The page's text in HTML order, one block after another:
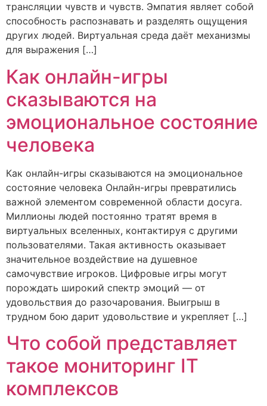
трансляции чувств и чувств. Эмпатия являет собой
способность распознавать и разделять ощущения
других людей. Виртуальная среда даёт механизмы
для выражения […]
Как онлайн-игры
сказываются на
эмоциональное состояние
человека
Как онлайн-игры сказываются на эмоциональное
состояние человека Онлайн-игры превратились
важной элементом современной области досуга.
Миллионы людей постоянно тратят время в
виртуальных вселенных, контактируя с другими
пользователями. Такая активность оказывает
значительное воздействие на душевное
самочувствие игроков. Цифровые игры могут
порождать широкий спектр эмоций — от
удовольствия до разочарования. Выигрыш в
трудном бою дарит удовольствие и укрепляет […]
Что собой представляет
такое мониторинг IT
комплексов